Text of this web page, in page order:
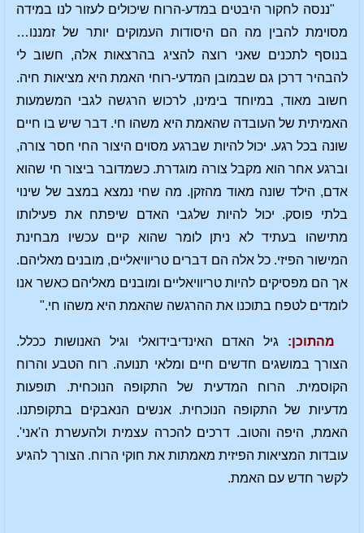
"ננסה לחקור היבטים במדע-הרוח שיכולים לעזור לנו במידה
מסוימת להבין מה הם היסודות העמוקים יותר של זמננו…
בנוסף לתכנים שאני רוצה להציג בהרצאות אלה, חשוב לי
להבהיר דרכן גם שבמובן המדעי-רוחי האמת היא מציאות חיה.
חשוב מאוד, במיוחד בימינו, לרכוש הרגשה לגבי המשמעות
האמיתית של העובדה שהאמת היא משהו חי. דבר שיש בו חיים
שונה בכל רגע. יכול להיות שברגע מסוים היצור החי חסר צורה,
וברגע אחר הוא מקבל צורה מוגדרת. כשמדובר ביצור חי שהוא
אדם, הילד שונה מאוד מהזקן. מה שחי נמצא במצב של שינוי
בלתי פוסק. יכול להיות שלגבי האדם שיפתח את פעילותו
מתישהו בעתיד לא ניתן לומר שהוא קיים עכשיו מבחינת
המישור הפיזי. כל אלה הם דברים טריוויאליים, מובנים מאליהם.
אך הם מפסיקים להיות טריוויאליים ומובנים מאליהם כאשר אנו
לומדים לטפח בתוכנו את ההרגשה שהאמת היא משהו חי."
מהתוכן:
גיל האדם האינדיבידואלי וגיל האנושות ככלל.
הצורך במושגים חדשים חיים ומלאי תנועה. רוח הטבע והרוח
הקוסמית. הרוח המדעית של התקופה הנוכחית. תופעות
מדעיות של התקופה הנוכחית. אנשים הנאבקים בתקופתנו.
האמת, היפה והטוב. דרכים להכרה עצמית ולהעשרת ה'אני'.
עובדות המציאות הפיזית מאמתות את חוקי הרוח. הצורך להגיע
לקשר חדש עם האמת.